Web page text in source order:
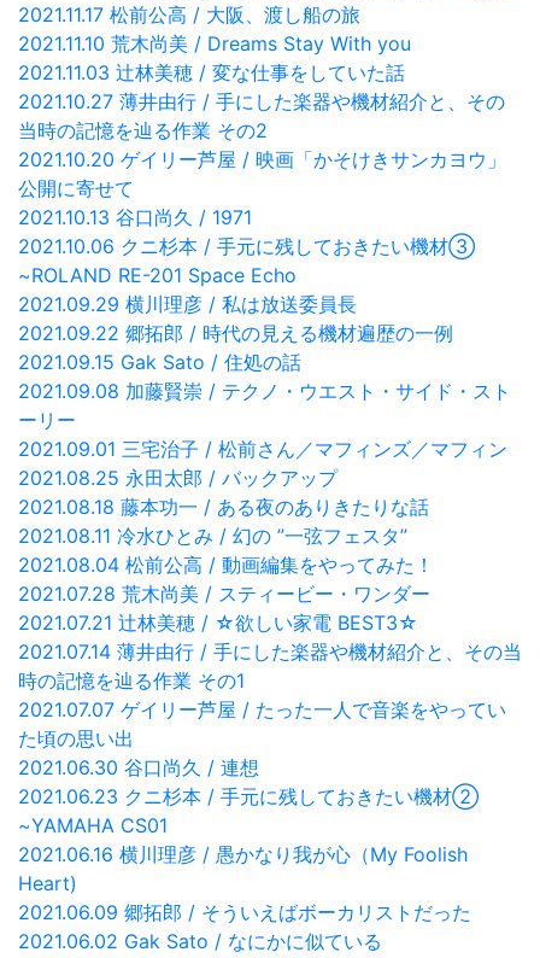
2021.11.17 松前公高 / 大阪、渡し船の旅
2021.11.10 荒木尚美 / Dreams Stay With you
2021.11.03 辻林美穂 / 変な仕事をしていた話
2021.10.27 薄井由行 / 手にした楽器や機材紹介と、その
当時の記憶を辿る作業 その2
2021.10.20 ゲイリー芦屋 / 映画「かそけきサンカヨウ」
公開に寄せて
2021.10.13 谷口尚久 / 1971
2021.10.06 クニ杉本 / 手元に残しておきたい機材③
~ROLAND RE-201 Space Echo
2021.09.29 横川理彦 / 私は放送委員長
2021.09.22 郷拓郎 / 時代の見える機材遍歴の一例
2021.09.15 Gak Sato / 住処の話
2021.09.08 加藤賢崇 / テクノ・ウエスト・サイド・スト
ーリー
2021.09.01 三宅治子 / 松前さん／マフィンズ／マフィン
2021.08.25 永田太郎 / バックアップ
2021.08.18 藤本功一 / ある夜のありきたりな話
2021.08.11 冷水ひとみ / 幻の ”一弦フェスタ”
2021.08.04 松前公高 / 動画編集をやってみた！
2021.07.28 荒木尚美 / スティービー・ワンダー
2021.07.21 辻林美穂 / ☆欲しい家電 BEST3☆
2021.07.14 薄井由行 / 手にした楽器や機材紹介と、その当
時の記憶を辿る作業 その1
2021.07.07 ゲイリー芦屋 / たった一人で音楽をやってい
た頃の思い出
2021.06.30 谷口尚久 / 連想
2021.06.23 クニ杉本 / 手元に残しておきたい機材②
~YAMAHA CS01
2021.06.16 横川理彦 / 愚かなり我が心（My Foolish
Heart)
2021.06.09 郷拓郎 / そういえばボーカリストだった
2021.06.02 Gak Sato / なにかに似ている